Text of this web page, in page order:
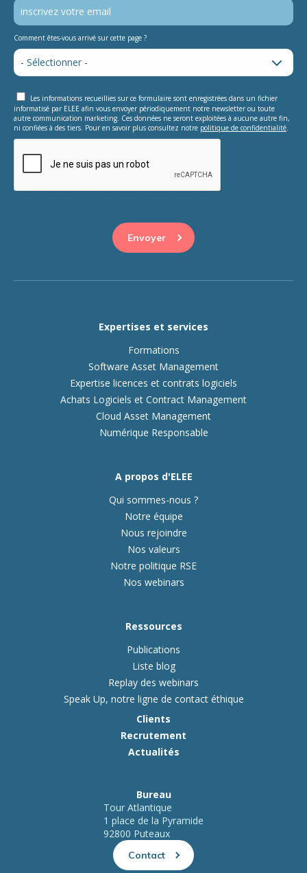
Comment êtes-vous arrivé sur cette page ?
Les informations recueillies sur ce formulaire sont enregistrées dans un fichier
informatisé par ELEE afin vous envoyer périodiquement notre newsletter ou toute
autre communication marketing. Ces données ne seront exploitées à aucune autre fin,
ni confiées à des tiers. Pour en savoir plus consultez notre politique de confidentialité
Expertises et services
Formations
Software Asset Management
Expertise licences et contrats logiciels
Achats Logiciels et Contract Management
Cloud Asset Management
Numérique Responsable
A propos d'ELEE
Qui sommes-nous ?
Notre équipe
Nous rejoindre
Nos valeurs
Notre politique RSE
Nos webinars
Ressources
Publications
Liste blog
Replay des webinars
Speak Up, notre ligne de contact éthique
Clients
Recrutement
Actualités
Bureau
Tour Atlantique
1 place de la Pyramide
92800 Puteaux
Contact